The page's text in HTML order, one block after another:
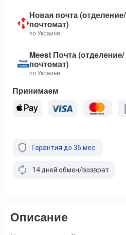
Новая почта (отделение/
почтомат)
по Украине
Meest Почта (отделение/
почтомат)
по Украине
Принимаем
Гарантия до 36 мес.
14 дней обмен/возврат
Описание